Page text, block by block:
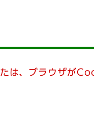
は、ブラウザが